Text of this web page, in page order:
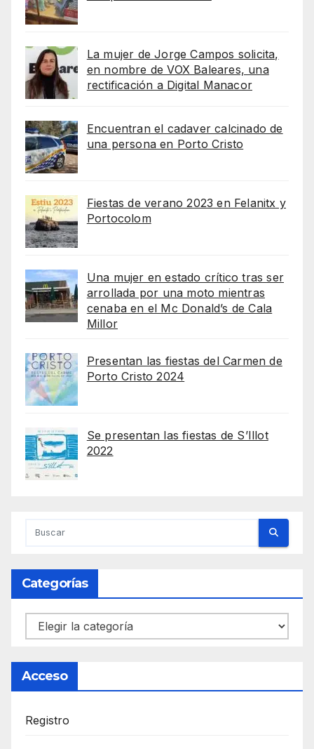
La mujer de Jorge Campos solicita,
en nombre de VOX Baleares, una
rectificación a Digital Manacor
Encuentran el cadaver calcinado de
una persona en Porto Cristo
Fiestas de verano 2023 en Felanitx y
Portocolom
Una mujer en estado crítico tras ser
arrollada por una moto mientras
cenaba en el Mc Donald’s de Cala
Millor
Presentan las fiestas del Carmen de
Porto Cristo 2024
Se presentan las fiestas de S’Illot
2022
Categorías
Categorías
Acceso
Registro